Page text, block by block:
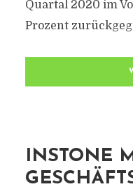
Quartal 2020 im
Prozent
INSTONE